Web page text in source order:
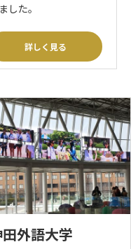
した。
詳しく見る
外語大学